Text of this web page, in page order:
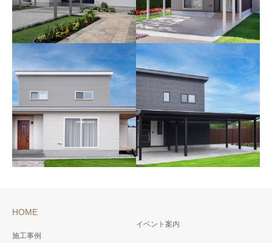
開放感あふれる空間で、
自分らしさを解き放つ贅
家族の距離もちょうどい
いＨＩＲＡＹＡ
40代 福井県勝山市 Ｉ様邸
HOME
施工事例
イベント案内